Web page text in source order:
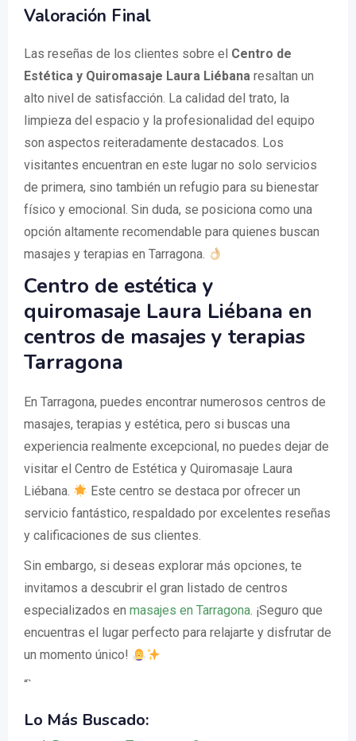
Valoración Final
Las reseñas de los clientes sobre el Centro de
Estética y Quiromasaje Laura Liébana resaltan un
alto nivel de satisfacción. La calidad del trato, la
limpieza del espacio y la profesionalidad del equipo
son aspectos reiteradamente destacados. Los
visitantes encuentran en este lugar no solo servicios
de primera, sino también un refugio para su bienestar
físico y emocional. Sin duda, se posiciona como una
opción altamente recomendable para quienes buscan
masajes y terapias en Tarragona.
Centro de estética y
quiromasaje Laura Liébana en
centros de masajes y terapias
Tarragona
En Tarragona, puedes encontrar numerosos centros de
masajes, terapias y estética, pero si buscas una
experiencia realmente excepcional, no puedes dejar de
visitar el Centro de Estética y Quiromasaje Laura
Liébana.
Este centro se destaca por ofrecer un
servicio fantástico, respaldado por excelentes reseñas
y calificaciones de sus clientes.
Sin embargo, si deseas explorar más opciones, te
invitamos a descubrir el gran listado de centros
especializados en masajes en Tarragona. ¡Seguro que
encuentras el lugar perfecto para relajarte y disfrutar de
un momento único!
“`
Lo Más Buscado: